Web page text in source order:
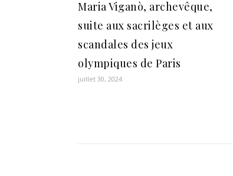
Maria Viganò, archevêque,
suite aux sacrilèges et aux
scandales des jeux
olympiques de Paris
juillet 30, 2024